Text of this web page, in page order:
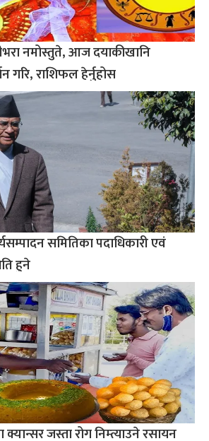
नमोस्तुते, आज दयाकीखानि
गरि, राशिफल हेर्नुहोस
समितिका पदाधिकारी एवं
हुने
क्यान्सर जस्ता रोग निम्त्याउने रसायन